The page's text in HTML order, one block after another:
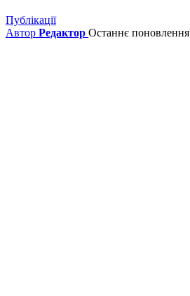
Публікації
Автор Редактор Останнє поновлення